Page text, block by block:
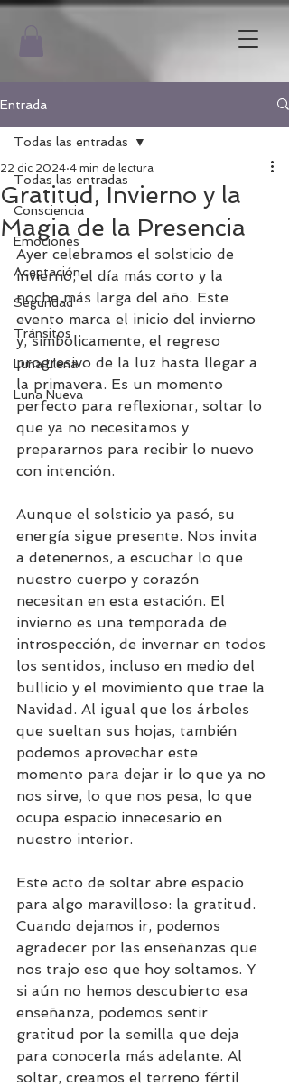
Entrada
Todas las entradas
Consciencia
Emociones
Aceptación
Seguridad
Tránsitos
Luna Llena
Luna Nueva
Todas las entradas
Gratitud, Invierno y la
Magia de la Presencia
22 dic 2024 4 min de lectura
Ayer celebramos el solsticio de
invierno, el día más corto y la
noche más larga del año. Este
evento marca el inicio del invierno
y, simbólicamente, el regreso
progresivo de la luz hasta llegar a
la primavera. Es un momento
perfecto para reflexionar, soltar lo
que ya no necesitamos y
prepararnos para recibir lo nuevo
con intención.
Aunque el solsticio ya pasó, su
energía sigue presente. Nos invita
a detenernos, a escuchar lo que
nuestro cuerpo y corazón
necesitan en esta estación. El
invierno es una temporada de
introspección, de invernar en todos
los sentidos, incluso en medio del
bullicio y el movimiento que trae la
Navidad. Al igual que los árboles
que sueltan sus hojas, también
podemos aprovechar este
momento para dejar ir lo que ya no
nos sirve, lo que nos pesa, lo que
ocupa espacio innecesario en
nuestro interior.
Este acto de soltar abre espacio
para algo maravilloso: la gratitud.
Cuando dejamos ir, podemos
agradecer por las enseñanzas que
nos trajo eso que hoy soltamos. Y
si aún no hemos descubierto esa
enseñanza, podemos sentir
gratitud por la semilla que deja
para conocerla más adelante. Al
soltar, creamos el terreno fértil